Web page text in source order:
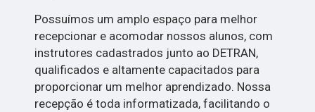
Possuímos um amplo espaço para melhor
recepcionar e acomodar nossos alunos, com
instrutores cadastrados junto ao DETRAN,
qualificados e altamente capacitados para
proporcionar um melhor aprendizado. Nossa
recepção é toda informatizada, facilitando o